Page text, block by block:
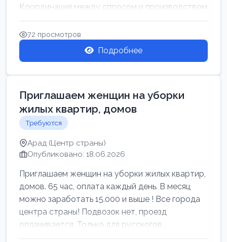
Координация между спросом и производством
для обеспечения своевр...
72 просмотров
Подробнее
Приглашаем женщин на уборки
жилых квартир, домов
Требуются
Арад (Центр страны)
Опубликовано: 18.06.2026
Приглашаем женщин на уборки жилых квартир,
домов. 65 час, оплата каждый день. В месяц
можно заработать 15.000 и выше ! Все города
центра страны! Подвозок нет, проезд
оплачивается. Только для русскогов...